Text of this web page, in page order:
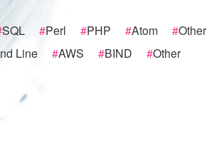
SQL #Perl #PHP #Atom #Other
Line #AWS #BIND #Other